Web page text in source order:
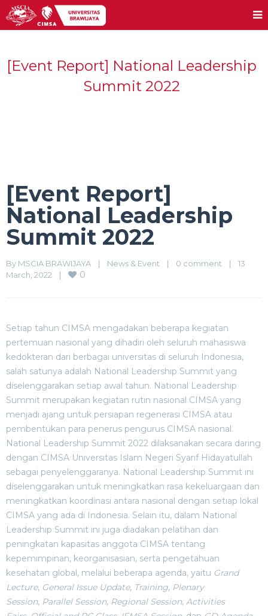
[Event Report] National Leadership
Summit 2022
[Event Report]
National Leadership
Summit 2022
By MSCIA BRAWIJAYA | News & Event | 0 comment |
13
March, 2022 | 0
Setiap tahun CIMSA mengadakan beberapa kegiatan
pertemuan nasional yang dihadiri oleh seluruh mahasiswa
kedokteran dari berbagai universitas di seluruh Indonesia,
salah satunya adalah National Leadership Summit yang
diselenggarakan setiap awal tahun. National Leadership
Summit merupakan kegiatan rutin nasional CIMSA yang
menjadi ajang untuk persiapan regenerasi CIMSA atau
pembentukan para penerus pengurus CIMSA nasional.
National Leadership Summit 2022 dilaksanakan secara daring
dengan CIMSA Universitas Islam Negeri Syarif Hidayatullah
sebagai penyelenggaranya. National Leadership Summit ini
diselenggarakan untuk meningkatkan rasa kekeluargaan dan
meningkatkan koordinasi antara nasional dengan setiap lokal
CIMSA yang ada di Indonesia. Selain itu, dalam National
Leadership Summit ini juga diadakan pelatihan dan
peningkatan kapasitas anggota CIMSA tentang
kepemimpinan, keorganisasian, serta pengetahuan
kesehatan global, melalui beberapa agenda, yaitu Grand
Lecture, General Issue Update, Training, Plenary
Session, Parallel Session, Regional Session, Activities